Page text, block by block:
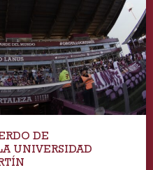
DE
UNIVERSIDAD